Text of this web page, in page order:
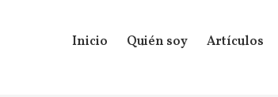
Inicio Quién soy Artículos